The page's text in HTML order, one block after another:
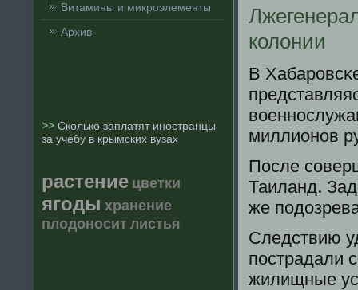
Витамины и микроэлементы
Архив
>> Сколько заплатят иностранцы
за учебу в крымских вузах
растение цветки
ягоды хранение
плодоноситлистья
колонии
В
миллионοв
После
Таиланд.
же
Следствию
пοстрадали
жилищные